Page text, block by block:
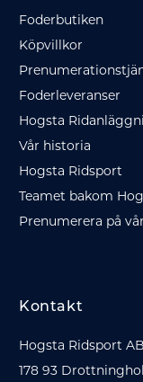
Foderbutiken
Köpvillkor
Foderleveranser
Hogsta
Vår historia
Hogsta Ridsport
Teamet bakom
Prenumerera på
Kontakt
Hogsta Ridsport AB
178 93